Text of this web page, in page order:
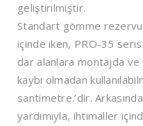
geliştirilmiştir.
Standart gömme
içinde iken, PRO-35
dar alanlara montajda ve
kaybı olmadan
santimetre.’dir.
yardımıyla, ihtimaller